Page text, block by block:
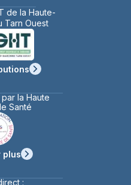
de la Haute-
Tarn Ouest
la Haute
Santé
plus
: